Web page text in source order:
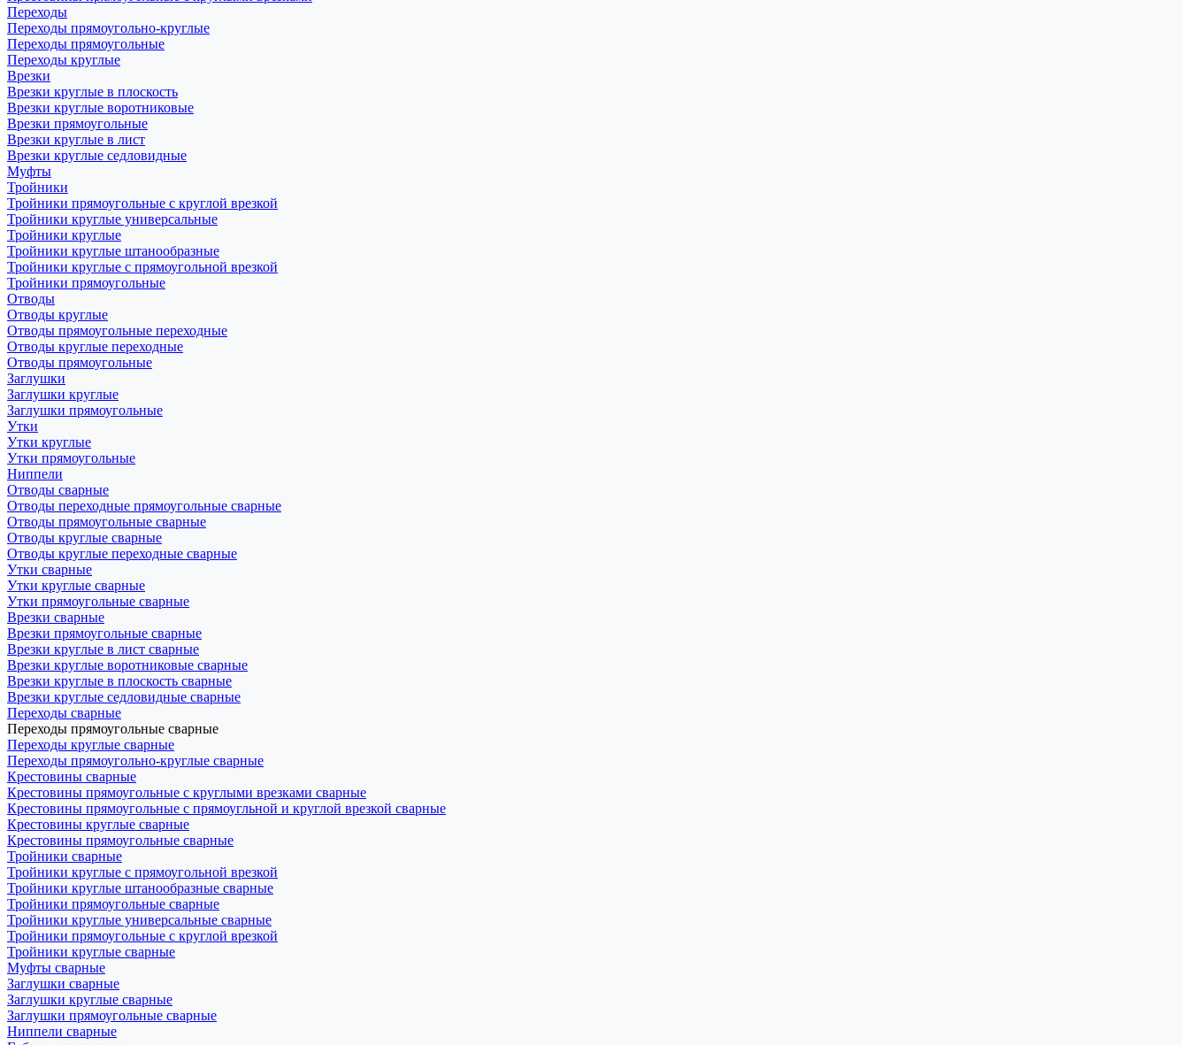
Переходы
Переходы прямоугольно-круглые
Переходы прямоугольные
Переходы круглые
Врезки
Врезки круглые в плоскость
Врезки круглые воротниковые
Врезки прямоугольные
Врезки круглые в лист
Врезки круглые седловидные
Муфты
Тройники
Тройники прямоугольные с круглой врезкой
Тройники круглые универсальные
Тройники круглые
Тройники круглые штанообразные
Тройники круглые с прямоугольной врезкой
Тройники прямоугольные
Отводы
Отводы круглые
Отводы прямоугольные переходные
Отводы круглые переходные
Отводы прямоугольные
Заглушки
Заглушки круглые
Заглушки прямоугольные
Утки
Утки круглые
Утки прямоугольные
Ниппели
Отводы сварные
Отводы переходные прямоугольные сварные
Отводы прямоугольные сварные
Отводы круглые сварные
Отводы круглые переходные сварные
Утки сварные
Утки круглые сварные
Утки прямоугольные сварные
Врезки сварные
Врезки прямоугольные сварные
Врезки круглые в лист сварные
Врезки круглые воротниковые сварные
Врезки круглые в плоскость сварные
Врезки круглые седловидные сварные
Переходы сварные
Переходы прямоугольные сварные
Переходы круглые сварные
Переходы прямоугольно-круглые сварные
Крестовины сварные
Крестовины прямоугольные с круглыми врезками сварные
Крестовины прямоугольные с прямоугльной и круглой врезкой сварные
Крестовины круглые сварные
Крестовины прямоугольные сварные
Тройники сварные
Тройники круглые с прямоугольной врезкой
Тройники круглые штанообразные сварные
Тройники прямоугольные сварные
Тройники круглые универсальные сварные
Тройники прямоугольные с круглой врезкой
Тройники круглые сварные
Муфты сварные
Заглушки сварные
Заглушки круглые сварные
Заглушки прямоугольные сварные
Ниппели сварные